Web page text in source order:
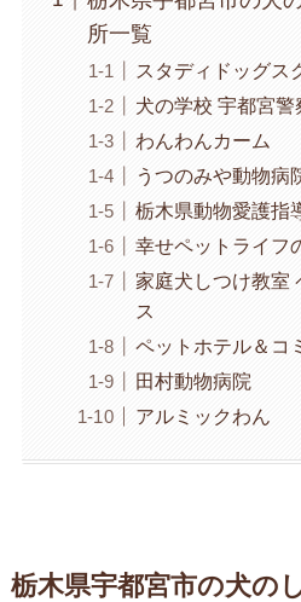
所一覧
スタディドッグス
犬の学校 宇都宮
わんわんカーム
うつのみや動物病
栃木県動物愛護指
幸せペットライフ
家庭犬しつけ教室
ス
ペットホテル＆コ
田村動物病院
アルミックわん
栃木県宇都宮市の犬の